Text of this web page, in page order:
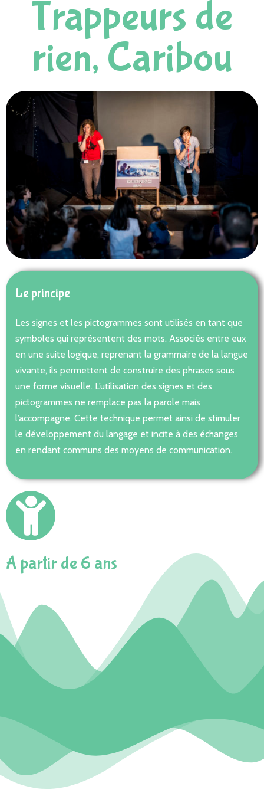
Trappeurs de
rien, Caribou
Le principe
Les signes et les pictogrammes sont utilisés en tant que
symboles qui représentent des mots. Associés entre eux
en une suite logique, reprenant la grammaire de la langue
vivante, ils permettent de construire des phrases sous
une forme visuelle. L’utilisation des signes et des
pictogrammes ne remplace pas la parole mais
l’accompagne. Cette technique permet ainsi de stimuler
le développement du langage et incite à des échanges
en rendant communs des moyens de communication.
A partir de 6 ans